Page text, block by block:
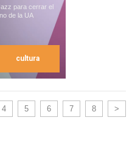
para cerrar el
de la UA
cultura
4 5 6 7 8 >